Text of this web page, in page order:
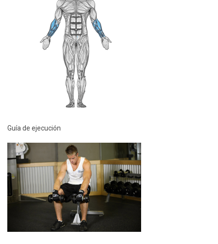
Guía de ejecución